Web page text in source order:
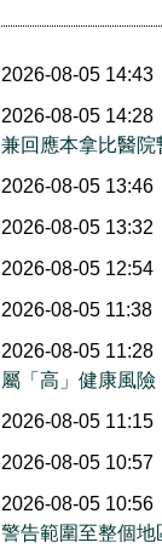
2026-08-05 14:43
2026-08-05 14:28
兼回應本拿比醫院
2026-08-05 13:46
2026-08-05 13:32
2026-08-05 12:54
2026-08-05 11:38
2026-08-05 11:28
屬「高」健康風險
2026-08-05 11:15
2026-08-05 10:57
2026-08-05 10:56
警告範圍至整個地